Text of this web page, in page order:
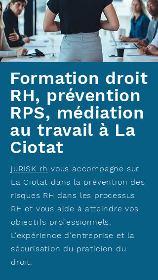
Formation droit
RH, prévention
RPS, médiation
au travail à La
Ciotat
juRISK rh vous accompagne sur
La Ciotat dans la prévention des
risques RH dans les processus
RH et vous aide à atteindre vos
objectifs professionnels.
L'expérience d'entreprise et la
sécurisation du praticien du
droit.